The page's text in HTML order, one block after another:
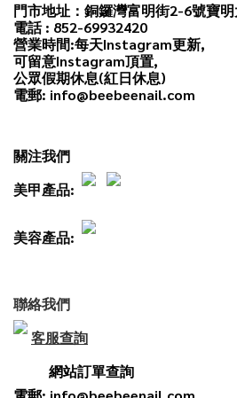
門市地址：銅鑼灣富明街2-6號寶
電話 : 852-69932420
營業時間:每天Instagram更新,
可留意Instagram頂置,
公眾假期休息(紅日休息)
電郵: info@beebeenail.com
關注我們
美甲產品:
美容產品:
聯絡我們
客服查詢
網站訂單查詢